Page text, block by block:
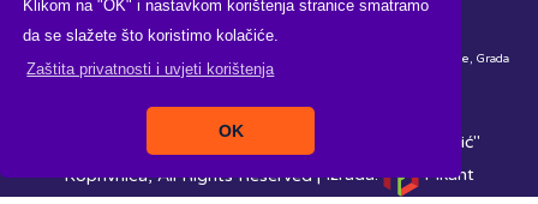
Klikom na "OK" i nastavkom korištenja stranice smatramo
da se slažete što koristimo kolačiće.
Zaštita privatnosti i uvjeti korištenja
OK
Financirano sredstvima Ministarstva kulture i medija Republike Hrvatske, Grada
Copyright ©2026. Knjižnica i čitaonica "Fran Galović"
Koprivnica, All Rights Reserved |Izrada: Pikant